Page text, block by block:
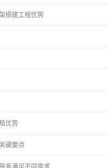
搭建工程优势
优势
键要点
务满足不同需求